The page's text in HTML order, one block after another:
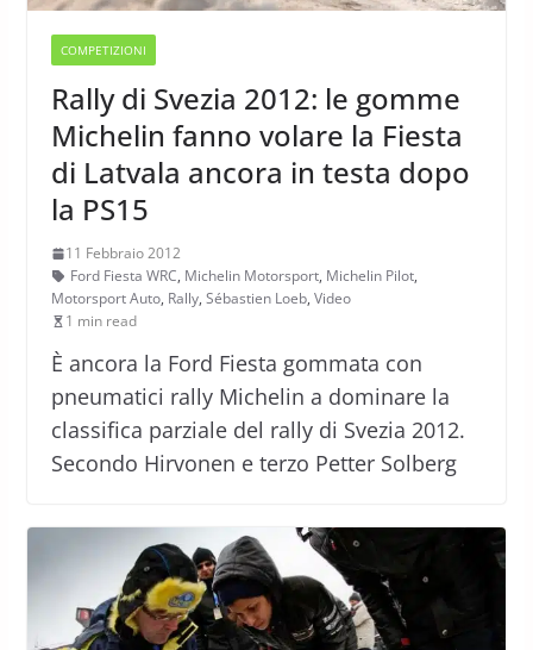
COMPETIZIONI
Rally di Svezia 2012: le gomme
Michelin fanno volare la Fiesta
di Latvala ancora in testa dopo
la PS15
11 Febbraio 2012
Ford Fiesta WRC, Michelin Motorsport, Michelin Pilot,
Motorsport Auto, Rally, Sébastien Loeb, Video
1 min read
È ancora la Ford Fiesta gommata con
pneumatici rally Michelin a dominare la
classifica parziale del rally di Svezia 2012.
Secondo Hirvonen e terzo Petter Solberg